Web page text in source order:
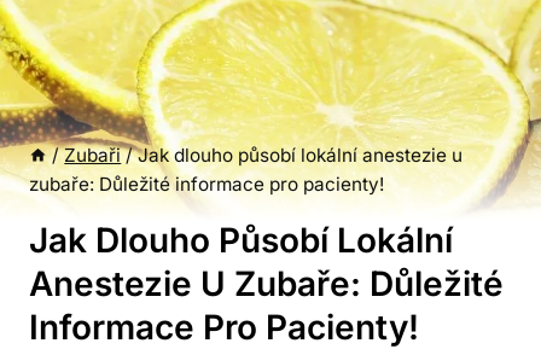
/ Zubaři / Jak dlouho působí lokální anestezie u
zubaře: Důležité informace pro pacienty!
Jak Dlouho Působí Lokální
Anestezie U Zubaře: Důležité
Informace Pro Pacienty!